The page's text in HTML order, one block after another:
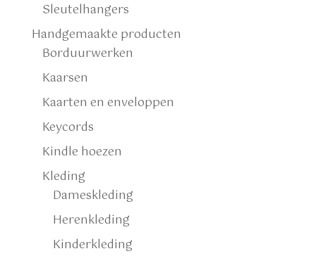
Sleutelhangers
Handgemaakte producten
Borduurwerken
Kaarsen
Kaarten en enveloppen
Keycords
Kindle hoezen
Kleding
Dameskleding
Herenkleding
Kinderkleding